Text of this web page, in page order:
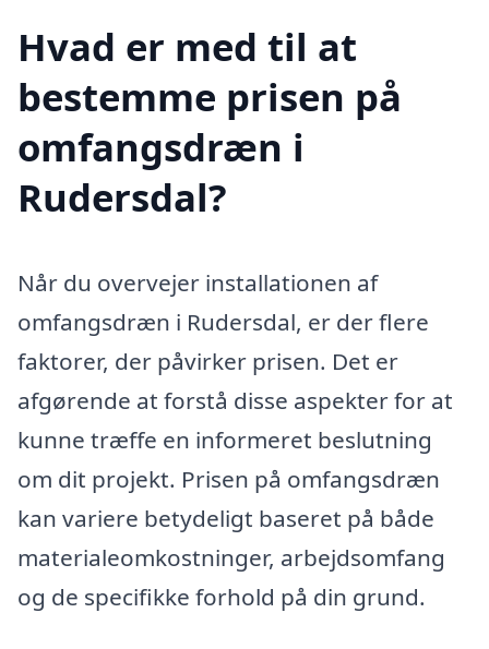
Hvad er med til at
bestemme prisen på
omfangsdræn i
Rudersdal?
Når du overvejer installationen af
omfangsdræn i Rudersdal, er der flere
faktorer, der påvirker prisen. Det er
afgørende at forstå disse aspekter for at
kunne træffe en informeret beslutning
om dit projekt. Prisen på omfangsdræn
kan variere betydeligt baseret på både
materialeomkostninger, arbejdsomfang
og de specifikke forhold på din grund.